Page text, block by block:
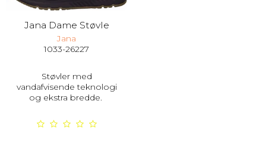
Jana Dame Støvle
Jana
1033-26227
Støvler med
vandafvisende teknologi
og ekstra bredde.